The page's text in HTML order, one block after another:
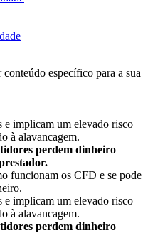
específico para a sua
e implicam um elevado risco
à alavancagem.
perdem dinheiro
funcionam os CFD e se pode
e implicam um elevado risco
à alavancagem.
perdem dinheiro